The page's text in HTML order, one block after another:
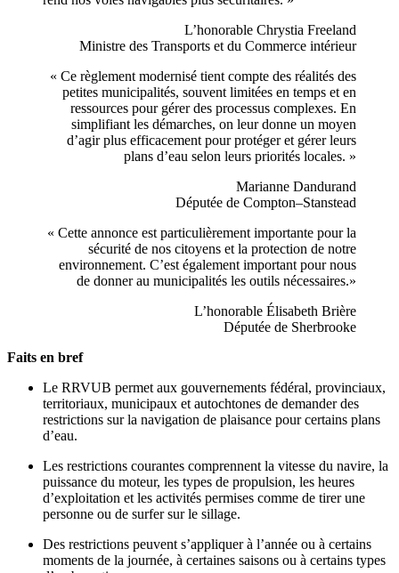
L’honorable Chrystia Freeland
Ministre des Transports et du Commerce intérieur
« Ce règlement modernisé tient compte des réalités des
petites municipalités, souvent limitées en temps et en
ressources pour gérer des processus complexes. En
simplifiant les démarches, on leur donne un moyen
d’agir plus efficacement pour protéger et gérer leurs
plans d’eau selon leurs priorités locales. »
Marianne Dandurand
Députée de Compton–Stanstead
« Cette annonce est particulièrement importante pour la
sécurité de nos citoyens et la protection de notre
environnement. C’est également important pour nous
de donner au municipalités les outils nécessaires.»
L’honorable Élisabeth Brière
Députée de Sherbrooke
Faits en bref
Le RRVUB permet aux gouvernements fédéral, provinciaux,
territoriaux, municipaux et autochtones de demander des
restrictions sur la navigation de plaisance pour certains plans
d’eau.
Les restrictions courantes comprennent la vitesse du navire, la
puissance du moteur, les types de propulsion, les heures
d’exploitation et les activités permises comme de tirer une
personne ou de surfer sur le sillage.
Des restrictions peuvent s’appliquer à l’année ou à certains
moments de la journée, à certaines saisons ou à certains types